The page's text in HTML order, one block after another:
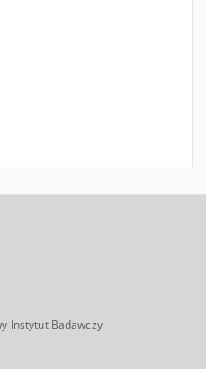
Instytut Badawczy